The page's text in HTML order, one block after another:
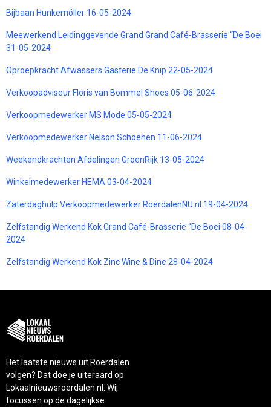
Bijbaan Hunkemöller 16-05-2024
Meewerkend Leidinggevende Grand Grand Café-Brasserie “De Boei
31-05-2024
Oproepkracht Afwassers Gasterie De Knip 22-05-2024
Verkoopadviseur Floris van Bommel Shoes 05-06-2024
Verkoopmedewerker MS Mode 05-05-2024
Verkoopmedewerker Nelson Schoenen 11-06-2024
Weekendkrachten Afdelingen GroenRijk 13-05-2024
Winkelmedewerker HEMA 03-04-2024
Zaterdaghulp Verkoopmedewerker RoerdalenNU.nl 19-04-2024
Zelfstandig Werkend Kok Grand Café-Brasserie “De Boei 08-04-
2024
Zelfstandig Werkend Kok Zinc Wine & Dine 28-04-2024
Het laatste nieuws uit Roerdalen
volgen? Dat doe je uiteraard op
Lokaalnieuwsroerdalen.nl. Wij
focussen op de dagelijkse